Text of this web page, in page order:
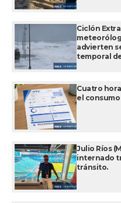
Ciclón
advierten
temporal
Cuatro
el consumo
Julio Ríos
internado
tránsito.